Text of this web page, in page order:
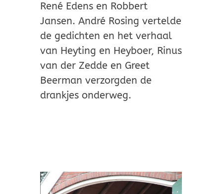
René Edens en Robbert
Jansen. André Rosing vertelde
de gedichten en het verhaal
van Heyting en Heyboer, Rinus
van der Zedde en Greet
Beerman verzorgden de
drankjes onderweg.